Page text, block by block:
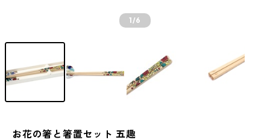
1/6
お花の箸と箸置セット 五趣